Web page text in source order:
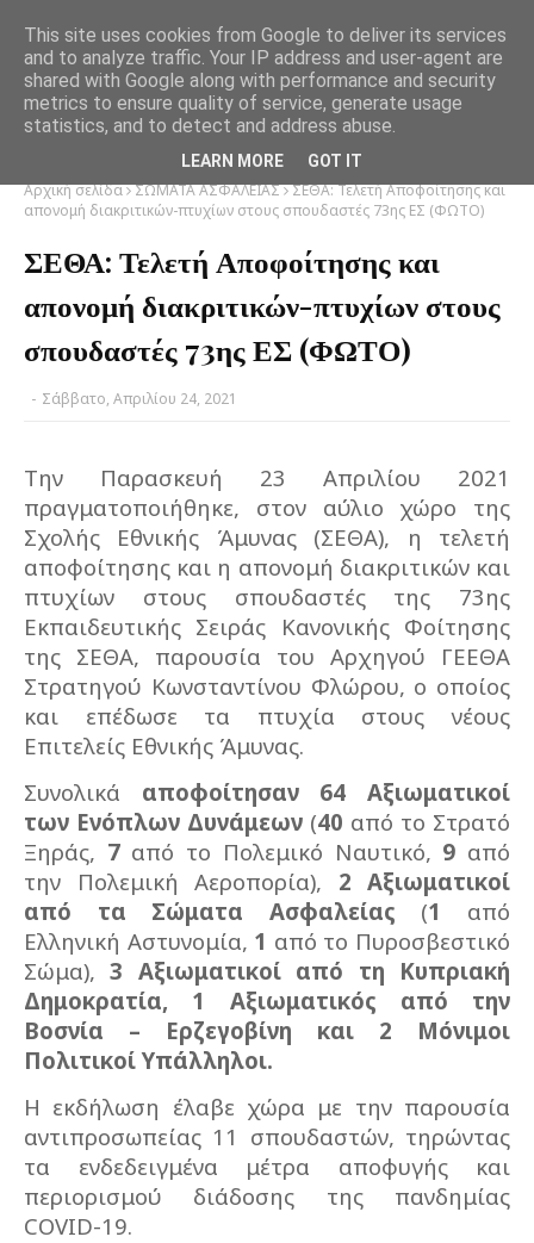
Αρχική σελίδα ΣΩΜΑΤΑ ΑΣΦΑΛΕΙΑΣ ΣΕΘΑ: Τελετή Αποφοίτησης και
απονομή διακριτικών-πτυχίων στους σπουδαστές 73ης ΕΣ (ΦΩΤΟ)
ΣΕΘΑ: Τελετή Αποφοίτησης και
απονομή διακριτικών-πτυχίων στους
σπουδαστές 73ης ΕΣ (ΦΩΤΟ)
- Σάββατο, Απριλίου 24, 2021
Την Παρασκευή 23 Απριλίου 2021
πραγματοποιήθηκε, στον αύλιο χώρο της
Σχολής Εθνικής Άμυνας (ΣΕΘΑ), η τελετή
αποφοίτησης και η απονομή διακριτικών και
πτυχίων στους σπουδαστές της 73ης
Εκπαιδευτικής Σειράς Κανονικής Φοίτησης
της ΣΕΘΑ, παρουσία του Αρχηγού ΓΕΕΘΑ
Στρατηγού Κωνσταντίνου Φλώρου, ο οποίος
και επέδωσε τα πτυχία στους νέους
Επιτελείς Εθνικής Άμυνας.
Συνολικά αποφοίτησαν 64 Αξιωματικοί
των Ενόπλων Δυνάμεων (40 από το Στρατό
Ξηράς, 7από το Πολεμικό Ναυτικό, 9 από
την Πολεμική Αεροπορία), 2 Αξιωματικοί
από τα Σώματα Ασφαλείας (1
από
Ελληνική Αστυνομία, 1 από το Πυροσβεστικό
Σώμα),3 Αξιωματικοί από τη Κυπριακή
Δημοκρατία, 1 Αξιωματικός από την
Βοσνία – Ερζεγοβίνη και 2 Μόνιμοι
Πολιτικοί Υπάλληλοι.
Η εκδήλωση έλαβε χώρα με την παρουσία
αντιπροσωπείας 11 σπουδαστών, τηρώντας
τα ενδεδειγμένα μέτρα αποφυγής και
περιορισμού διάδοσης της πανδημίας
COVID-19.
This site uses cookies from Google to deliver its services
and to analyze traffic. Your IP address and user-agent are
shared with Google along with performance and security
metrics to ensure quality of service, generate usage
statistics, and to detect and address abuse.
LEARN MORE GOT IT